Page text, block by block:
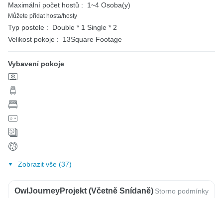
Maximální počet hostů : 1~4 Osoba(y)
Můžete přidat hosta/hosty
Typ postele : Double * 1 Single * 2
Velikost pokoje :
13Square Footage
Vybavení pokoje
Zobrazit vše (37)
OwlJourneyProjekt (včetně Snídaně) Storno podmínky